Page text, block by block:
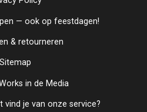
— ook op feestdagen!
& retourneren
Sitemap
in de Media
vind je van onze service?